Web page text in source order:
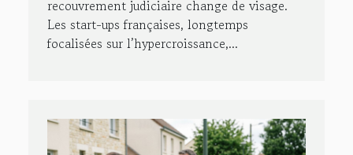
recouvrement judiciaire change de visage.
Les start-ups françaises, longtemps
focalisées sur l’hypercroissance,...